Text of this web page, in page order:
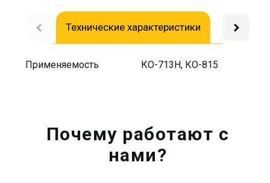
Технические характеристики
Применяемость КО-713Н, КО-815
Почему работают с
нами?